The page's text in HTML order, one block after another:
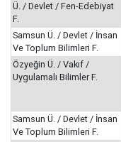
Ü. / Devlet / Fen-Edebiyat
F.
Samsun Ü. / Devlet / İnsan
Ve Toplum Bilimleri F.
Özyeğin Ü. / Vakıf /
Uygulamalı Bilimler F.
Samsun Ü. / Devlet / İnsan
Ve Toplum Bilimleri F.